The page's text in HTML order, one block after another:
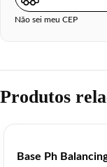
Não sei meu CEP
Produtos
Base Ph